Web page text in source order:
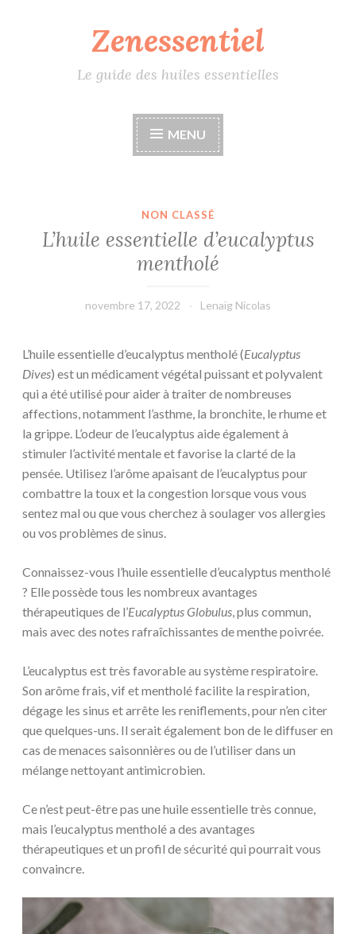
Zenessentiel
Le guide des huiles essentielles
MENU
NON CLASSÉ
L’huile essentielle d’eucalyptus
mentholé
novembre 17, 2022 Lenaïg Nicolas
L’huile essentielle d’eucalyptus mentholé (Eucalyptus
Dives) est un médicament végétal puissant et polyvalent
qui a été utilisé pour aider à traiter de nombreuses
affections, notamment l’asthme, la bronchite, le rhume et
la grippe. L’odeur de l’eucalyptus aide également à
stimuler l’activité mentale et favorise la clarté de la
pensée. Utilisez l’arôme apaisant de l’eucalyptus pour
combattre la toux et la congestion lorsque vous vous
sentez mal ou que vous cherchez à soulager vos allergies
ou vos problèmes de sinus.
Connaissez-vous l’huile essentielle d’eucalyptus mentholé
? Elle possède tous les nombreux avantages
thérapeutiques de l’Eucalyptus Globulus, plus commun,
mais avec des notes rafraîchissantes de menthe poivrée.
L’eucalyptus est très favorable au système respiratoire.
Son arôme frais, vif et mentholé facilite la respiration,
dégage les sinus et arrête les reniflements, pour n’en citer
que quelques-uns. Il serait également bon de le diffuser en
cas de menaces saisonnières ou de l’utiliser dans un
mélange nettoyant antimicrobien.
Ce n’est peut-être pas une huile essentielle très connue,
mais l’eucalyptus mentholé a des avantages
thérapeutiques et un profil de sécurité qui pourrait vous
convaincre.